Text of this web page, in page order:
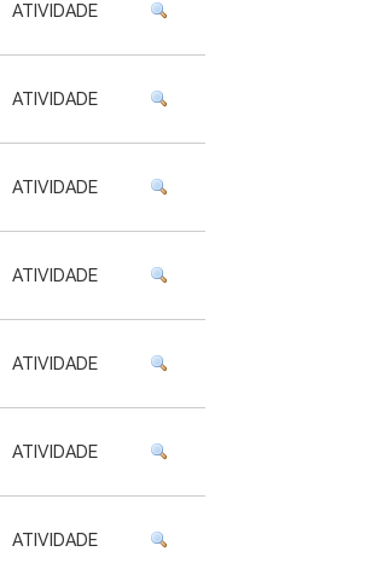
ATIVIDADE
ATIVIDADE
ATIVIDADE
ATIVIDADE
ATIVIDADE
ATIVIDADE
ATIVIDADE